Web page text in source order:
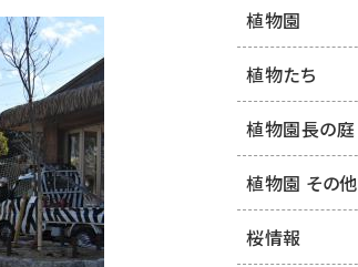
植物園
植物たち
植物園長の庭
植物園 その他
桜情報